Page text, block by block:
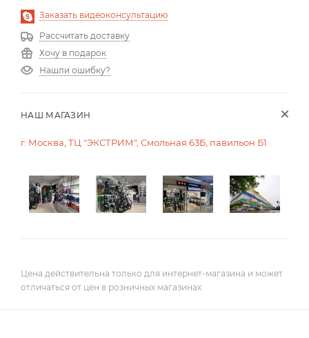
Заказать видеоконсультацию
Рассчитать доставку
Хочу в подарок
Нашли ошибку?
НАШ МАГАЗИН
г. Москва, ТЦ "ЭКСТРИМ", Смольная 63Б, павильон Б1
Цена действительна только для интернет-магазина и может
отличаться от цен в розничных магазинах